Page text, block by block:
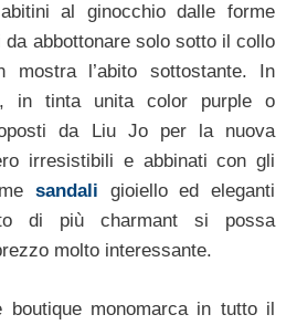
al ginocchio dalle forme
abbottonare solo sotto il collo
mostra l’abito sottostante. In
in tinta unita color purple o
da Liu Jo per la nuova
irresistibili e abbinati con gli
sandali gioiello ed eleganti
di più charmant si possa
molto interessante.
boutique monomarca in tutto il